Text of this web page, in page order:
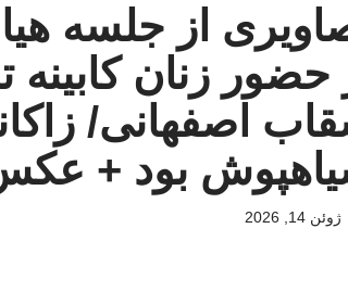
از جلسه
حضور زنان
اصفهانی/
بود +
ژوئن 14, 2026